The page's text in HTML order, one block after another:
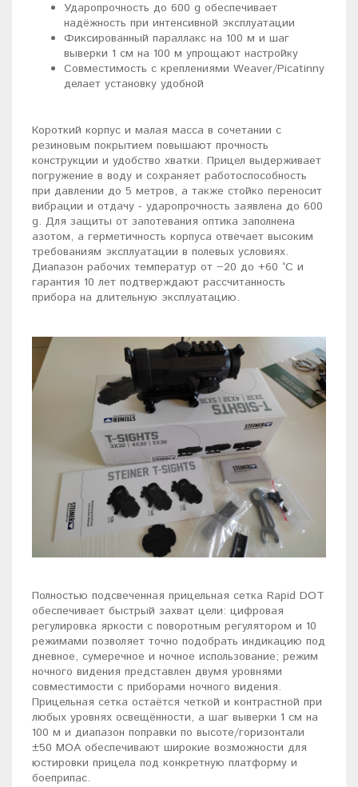
Ударопрочность до 600 g обеспечивает
надёжность при интенсивной эксплуатации
Фиксированный параллакс на 100 м и шаг
выверки 1 см на 100 м упрощают настройку
Совместимость с креплениями Weaver/Picatinny
делает установку удобной
Короткий корпус и малая масса в сочетании с
резиновым покрытием повышают прочность
конструкции и удобство хватки. Прицел выдерживает
погружение в воду и сохраняет работоспособность
при давлении до 5 метров, а также стойко переносит
вибрации и отдачу - ударопрочность заявлена до 600
g. Для защиты от запотевания оптика заполнена
азотом, а герметичность корпуса отвечает высоким
требованиям эксплуатации в полевых условиях.
Диапазон рабочих температур от −20 до +60 °C и
гарантия 10 лет подтверждают рассчитанность
прибора на длительную эксплуатацию.
Полностью подсвеченная прицельная сетка Rapid DOT
обеспечивает быстрый захват цели: цифровая
регулировка яркости с поворотным регулятором и 10
режимами позволяет точно подобрать индикацию под
дневное, сумеречное и ночное использование; режим
ночного видения представлен двумя уровнями
совместимости с приборами ночного видения.
Прицельная сетка остаётся четкой и контрастной при
любых уровнях освещённости, а шаг выверки 1 см на
100 м и диапазон поправки по высоте/горизонтали
±50 MOA обеспечивают широкие возможности для
юстировки прицела под конкретную платформу и
боеприпас.